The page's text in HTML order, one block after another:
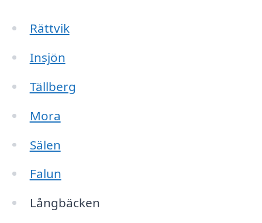
Rättvik
Insjön
Tällberg
Mora
Sälen
Falun
Långbäcken